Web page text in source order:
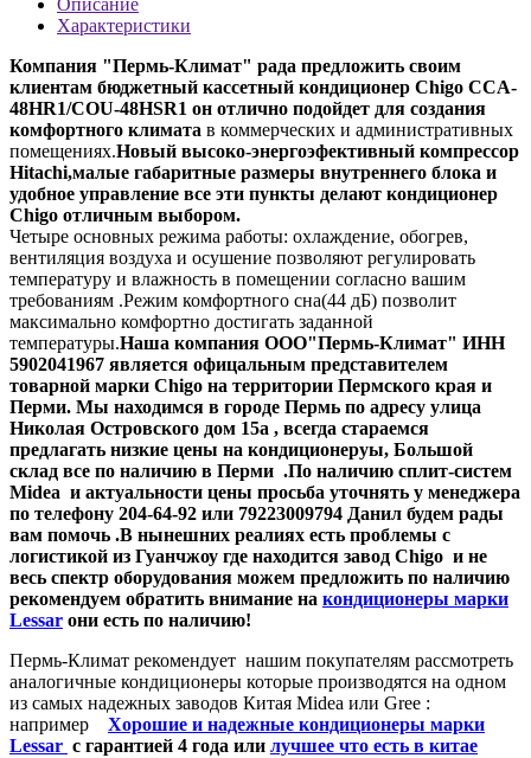
Характеристики
Компания "Пермь-Климат" рада предложить своим
клиентам бюджетный кассетный кондиционер Chigo CCA-
48HR1/COU-48HSR1 он отлично подойдет для создания
комфортного климата в коммерческих и административных
помещениях.Новый высоко-энергоэфективный компрессор
Hitachi,малые габаритные размеры внутреннего блока и
удобное управление все эти пункты делают кондиционер
Chigo отличным выбором.
Четыре основных режима работы: охлаждение, обогрев,
вентиляция воздуха и осушение позволяют регулировать
температуру и влажность в помещении согласно вашим
требованиям .Режим комфортного сна(44 дБ) позволит
максимально комфортно достигать заданной
температуры.Наша компания ООО"Пермь-Климат" ИНН
5902041967 является офицальным представителем
товарной марки Chigo на территории Пермского края и
Перми. Мы находимся в городе Пермь по адресу улица
Николая Островского дом 15а , всегда стараемся
предлагать низкие цены на кондиционеруы, Большой
склад все по наличию в Перми .По наличию сплит-систем
Midea и актуальности цены просьба уточнять у менеджера
по телефону 204-64-92 или 79223009794 Данил будем рады
вам помочь .В нынешних реалиях есть проблемы с
логистикой из Гуанчжоу где находится завод Chigo и не
весь спектр оборудования можем предложить по наличию
рекомендуем обратить внимание на кондиционеры марки
Lessar они есть по наличию!
Пермь-Климат рекомендует нашим покупателям рассмотреть
аналогичные кондиционеры которые производятся на одном
из самых надежных заводов Китая Midea или Gree :
например
Хорошие и надежные кондиционеры марки
Lessar c гарантией 4 года или лучшее что есть в китае